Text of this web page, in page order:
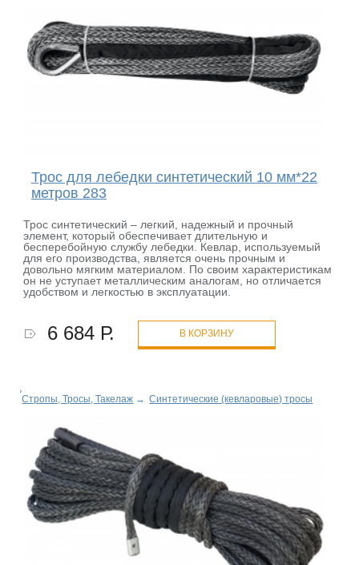
Трос для лебедки синтетический 10 мм*22
метров 283
Трос синтетический – легкий, надежный и прочный
элемент, который обеспечивает длительную и
бесперебойную службу лебедки. Кевлар, используемый
для его производства, является очень прочным и
довольно мягким материалом. По своим характеристикам
он не уступает металлическим аналогам, но отличается
удобством и легкостью в эксплуатации.
6 684 Р. В КОРЗИНУ
Стропы, Тросы, Такелаж → Синтетические (кевларовые) тросы